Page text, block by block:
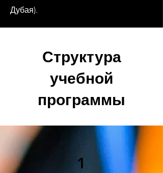
Дубая).
Структура
учебной
программы
1